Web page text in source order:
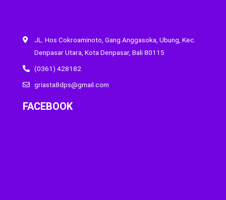
JL. Hos Cokroaminoto, Gang Anggasoka, Ubung, Kec.
Denpasar Utara, Kota Denpasar, Bali 80115
(0361) 428182
griasta8dps@gmail.com
FACEBOOK